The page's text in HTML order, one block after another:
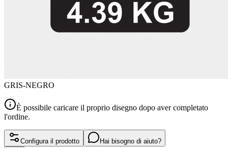
GRIS-NEGRO
È possibile caricare il proprio disegno dopo aver completato
l'ordine.
Configura il prodotto Hai bisogno di aiuto?